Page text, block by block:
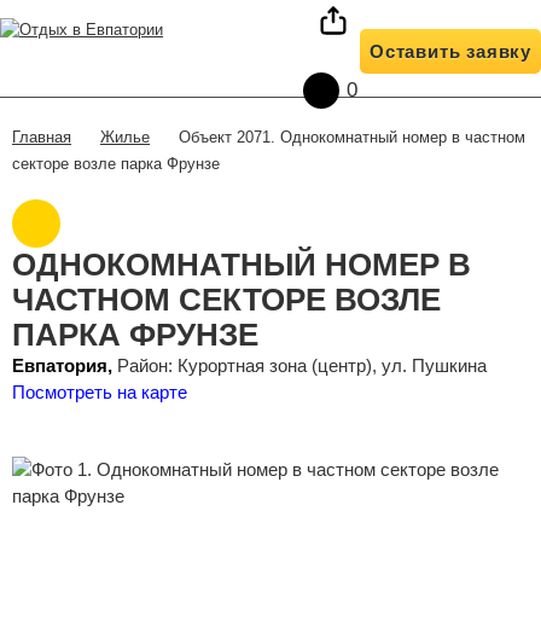
Оставить заявку
0
О нас Жилье Условия бронирования
Отзывы клиентов
Главная
Жилье
Объект 2071. Однокомнатный номер в частном
секторе возле парка Фрунзе
ОДНОКОМНАТНЫЙ НОМЕР В
ЧАСТНОМ СЕКТОРЕ ВОЗЛЕ
ПАРКА ФРУНЗЕ
Евпатория, Район: Курортная зона (центр), ул. Пушкина
Посмотреть на карте